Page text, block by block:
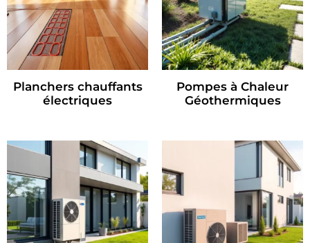
Planchers chauffants
électriques
Pompes à Chaleur
Géothermiques